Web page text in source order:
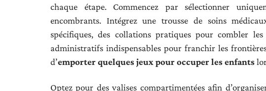
chaque étape. Commencez par sélectionner
encombrants. Intégrez une trousse de soins
spécifiques, des collations pratiques pour combler
administratifs indispensables pour franchir les
d’emporter quelques jeux pour occuper les enfants
Optez pour des valises compartimentées afin